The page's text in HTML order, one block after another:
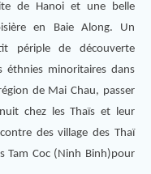
de Hanoi et une belle
en Baie Along. Un
périple de découverte
éthnies minoritaires dans
de Mai Chau, passer
chez les Thaïs et leur
des village des Thaï
Tam Coc (Ninh Binh)pour